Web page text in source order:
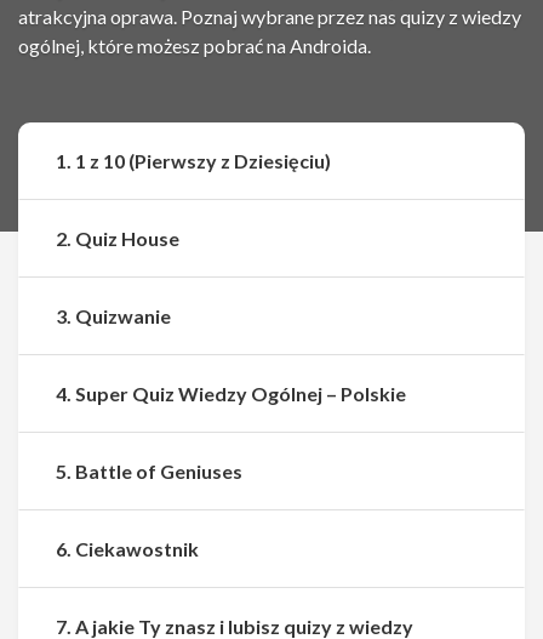
atrakcyjna oprawa. Poznaj wybrane przez nas quizy z wiedzy
ogólnej, które możesz pobrać na Androida.
1. 1 z 10 (Pierwszy z Dziesięciu)
2. Quiz House
3. Quizwanie
4. Super Quiz Wiedzy Ogólnej – Polskie
5. Battle of Geniuses
6. Ciekawostnik
7. A jakie Ty znasz i lubisz quizy z wiedzy